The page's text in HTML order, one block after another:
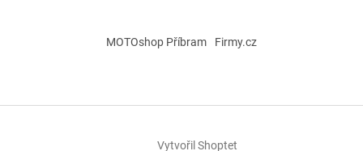
MOTOshop Příbram Firmy.cz
Vytvořil Shoptet